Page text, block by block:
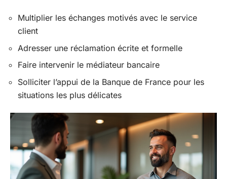
Multiplier les échanges motivés avec le service
client
Adresser une réclamation écrite et formelle
Faire intervenir le médiateur bancaire
Solliciter l’appui de la Banque de France pour les
situations les plus délicates